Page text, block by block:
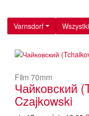
Varnsdorf
Film 70mm
Чайковский
Czajkowski